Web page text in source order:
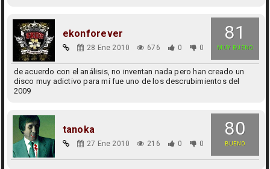
81
MUY BUENO
ekonforever
28 Ene 2010 676 0 0
de acuerdo con el análisis, no inventan nada pero han creado un
disco muy adictivo para mí fue uno de los descrubimientos del
2009
80
BUENO
tanoka
27 Ene 2010 216 0 0